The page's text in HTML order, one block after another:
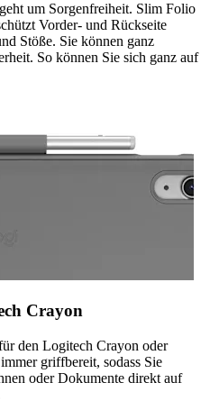
um Sorgenfreiheit. Slim Folio
Vorder- und Rückseite
Stöße. Sie können ganz
So können Sie sich ganz auf
Crayon
den Logitech Crayon oder
griffbereit, sodass Sie
oder Dokumente direkt auf